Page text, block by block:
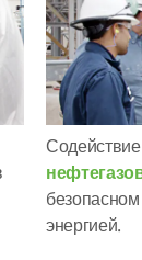
энергией.